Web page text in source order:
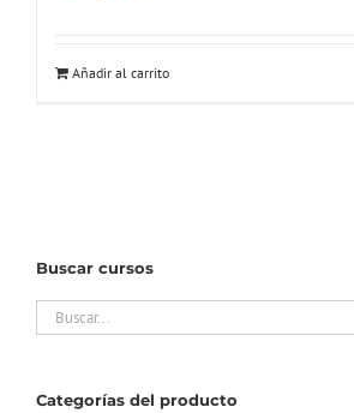
Añadir al carrito
Buscar cursos
Categorías del producto